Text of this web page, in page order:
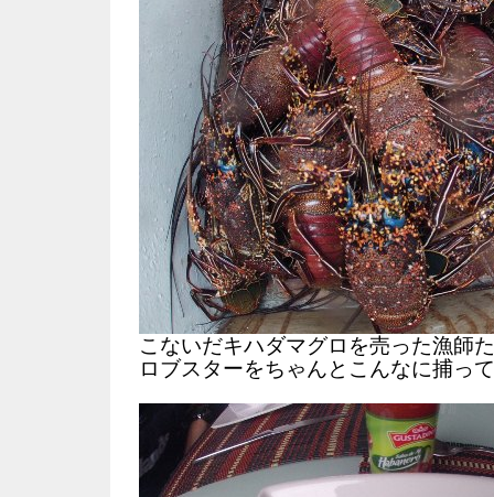
こないだキハダマグロを売った漁師
ロブスターをちゃんとこんなに捕っ